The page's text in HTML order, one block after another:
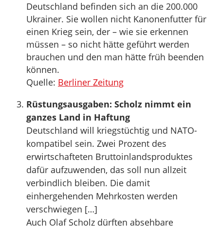
Deutschland befinden sich an die 200.000
Ukrainer. Sie wollen nicht Kanonenfutter für
einen Krieg sein, der – wie sie erkennen
müssen – so nicht hätte geführt werden
brauchen und den man hätte früh beenden
können.
Quelle: Berliner Zeitung
Rüstungsausgaben: Scholz nimmt ein
ganzes Land in Haftung
Deutschland will kriegstüchtig und NATO-
kompatibel sein. Zwei Prozent des
erwirtschafteten Bruttoinlandsproduktes
dafür aufzuwenden, das soll nun allzeit
verbindlich bleiben. Die damit
einhergehenden Mehrkosten werden
verschwiegen […]
Auch Olaf Scholz dürften absehbare